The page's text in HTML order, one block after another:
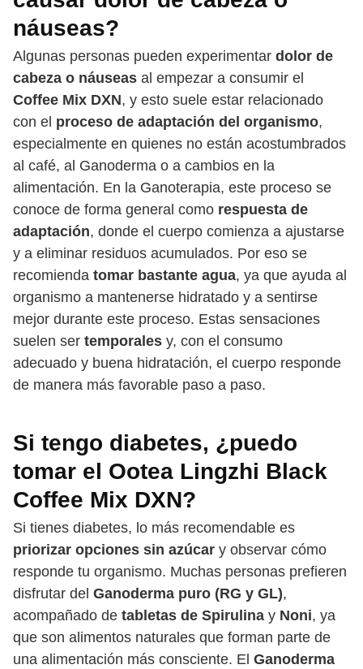
náuseas?
Algunas personas pueden experimentar dolor de
cabeza o náuseas al empezar a consumir el
Coffee Mix DXN, y esto suele estar relacionado
con el proceso de adaptación del organismo,
especialmente en quienes no están acostumbrados
al café, al Ganoderma o a cambios en la
alimentación. En la Ganoterapia, este proceso se
conoce de forma general como respuesta de
adaptación, donde el cuerpo comienza a ajustarse
y a eliminar residuos acumulados. Por eso se
recomienda tomar bastante agua, ya que ayuda al
organismo a mantenerse hidratado y a sentirse
mejor durante este proceso. Estas sensaciones
suelen ser temporales y, con el consumo
adecuado y buena hidratación, el cuerpo responde
de manera más favorable paso a paso.
Si tengo diabetes, ¿puedo
tomar el Ootea Lingzhi Black
Coffee Mix DXN?
Si tienes diabetes, lo más recomendable es
priorizar opciones sin azúcar y observar cómo
responde tu organismo. Muchas personas prefieren
disfrutar del Ganoderma puro (RG y GL),
acompañado de tabletas de Spirulina y Noni, ya
que son alimentos naturales que forman parte de
una alimentación más consciente. El Ganoderma